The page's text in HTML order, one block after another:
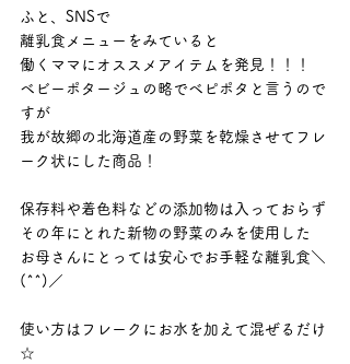
ふと、SNSで
離乳食メニューをみていると
働くママにオススメアイテムを発見！！！
ベビーポタージュの略でベピポタと言うので
すが
我が故郷の北海道産の野菜を乾燥させてフレ
ーク状にした商品！
保存料や着色料などの添加物は入っておらず
その年にとれた新物の野菜のみを使用した
お母さんにとっては安心でお手軽な離乳食＼
(^^)／
使い方はフレークにお水を加えて混ぜるだけ
☆